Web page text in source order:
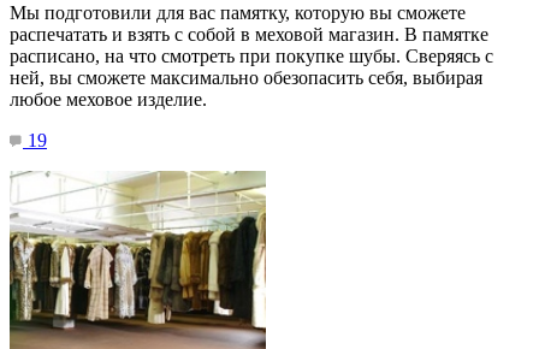
Мы подготовили для вас памятку, которую вы сможете
распечатать и взять с собой в меховой магазин. В памятке
расписано, на что смотреть при покупке шубы. Сверяясь с
ней, вы сможете максимально обезопасить себя, выбирая
любое меховое изделие.
19